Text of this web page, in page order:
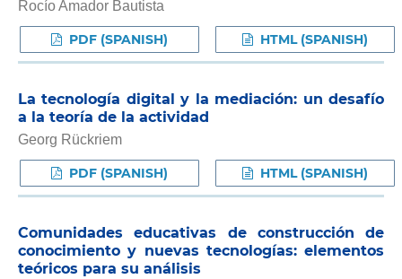
Rocío Amador Bautista
PDF (SPANISH) HTML (SPANISH)
La tecnología digital y la mediación: un desafío
a la teoría de la actividad
Georg Rückriem
PDF (SPANISH) HTML (SPANISH)
Comunidades educativas de construcción de
conocimiento y nuevas tecnologías: elementos
teóricos para su análisis